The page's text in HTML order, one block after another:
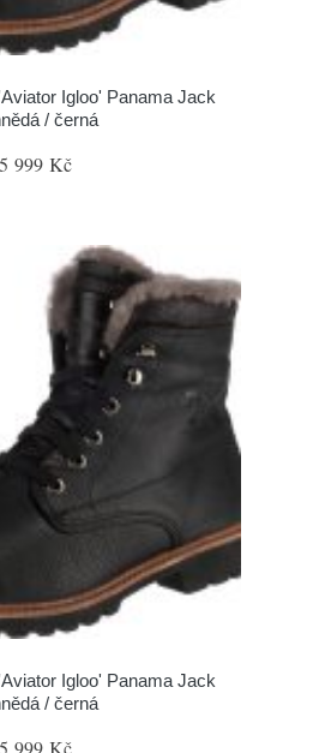
Igloo' Panama Jack
/ černá
5 999 Kč
Igloo' Panama Jack
/ černá
5 999 Kč